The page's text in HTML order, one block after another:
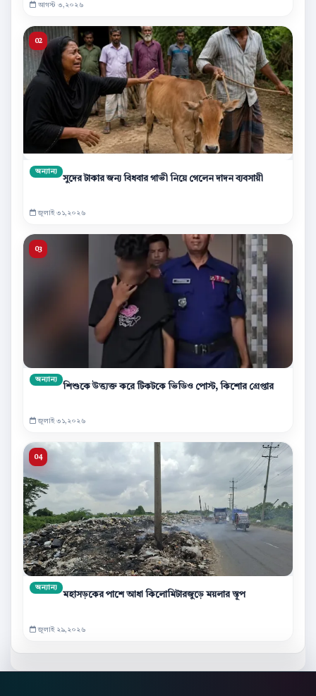
আগস্ট ৩,২০২৬
অন্যান্য
সুদের টাকার জন্য বিধবার গাভী নিয়ে গেলেন দাদন ব্যবসায়ী
জুলাই ৩১,২০২৬
অন্যান্য
শিশুকে উত্ত্যক্ত করে টিকটকে ভিডিও পোস্ট, কিশোর গ্রেপ্তার
জুলাই ৩১,২০২৬
অন্যান্য
মহাসড়কের পাশে আধা কিলোমিটারজুড়ে ময়লার স্তূপ
জুলাই ২৯,২০২৬